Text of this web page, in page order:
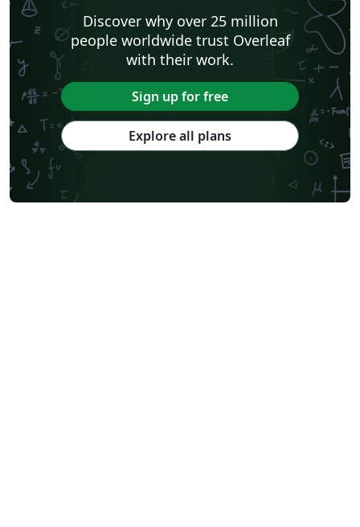
Discover why over 25 million
people worldwide trust Overleaf
with their work.
Sign up for free
Explore all plans